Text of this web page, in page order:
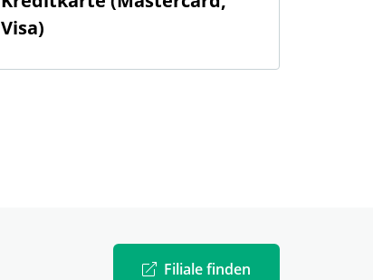
Visa)
Filiale finden